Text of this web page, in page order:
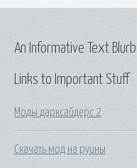
Links to Important Stuff
Моды дарксайдерс 2
Скачать мод на руины
An Informative Text Blurb